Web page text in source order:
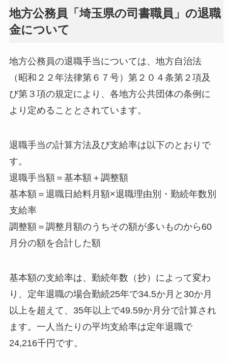
地方公務員「埼玉県の司書職員」の退職
金について
地方公務員の退職手当については、地方自治法
（昭和２２年法律第６７号）第２０４条第２項及
び第３項の規定により、各地方公共団体の条例に
より定めることとされています。
退職手当の計算方法及び支給率は以下のとおりで
す。
退職手当額＝基本額＋調整額
基本額＝退職日給料月額×退職理由別・勤続年数別
支給率
調整額＝調整月額のうちその額が多いものから60
月分の額を合計した額
基本額の支給率は、勤続年数（抄）によって変わ
り、定年退職の場合勤続25年で34.5か月と30か月
以上を超えて、35年以上で49.59か月分で計算され
ます。一人当たりの平均支給率は定年退職で
24,216千円です。